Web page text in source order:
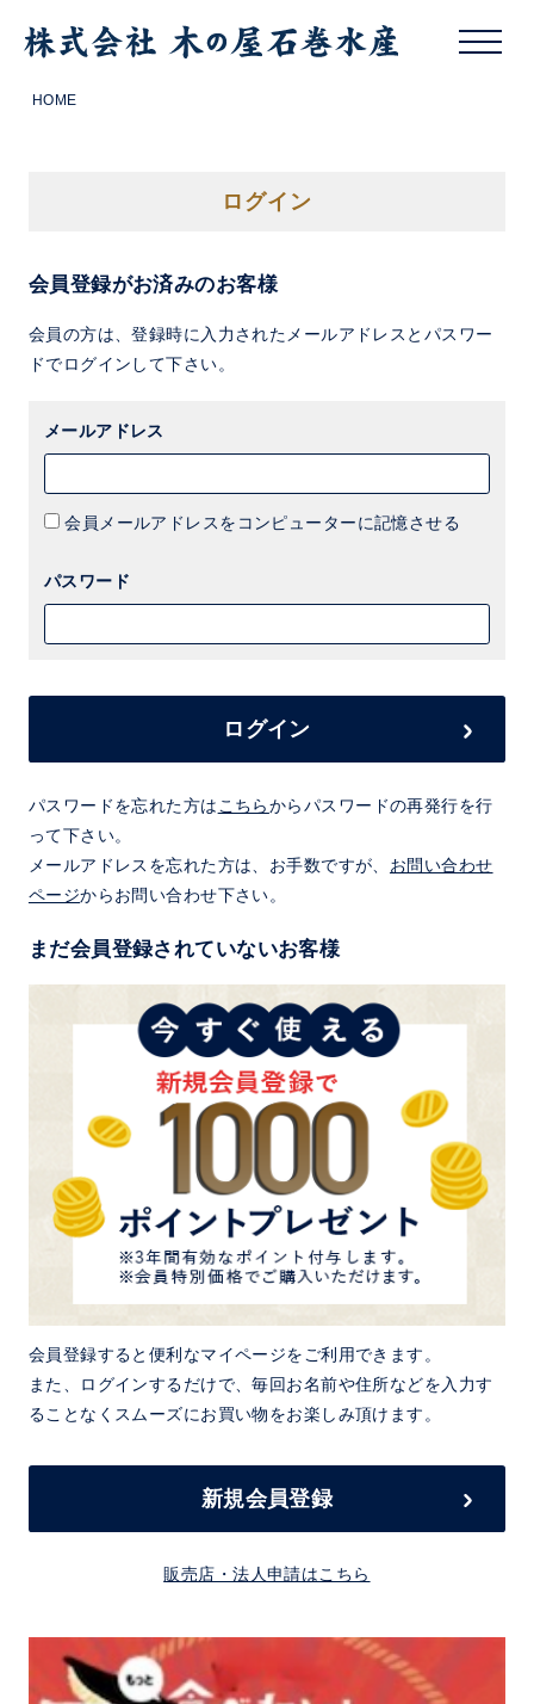
HOME
ログイン
会員登録がお済みのお客様
会員の方は、登録時に入力されたメールアドレスとパスワー
ドでログインして下さい。
メールアドレス
会員メールアドレスをコンピューターに記憶させる
パスワード
ログイン
パスワードを忘れた方は こちらからパスワードの再発行を行
って下さい。
メールアドレスを忘れた方は、お手数ですが、 お問い合わせ
ページからお問い合わせ下さい。
まだ会員登録されていないお客様
会員登録すると便利なマイページをご利用できます。
また、ログインするだけで、毎回お名前や住所などを入力す
ることなくスムーズにお買い物をお楽しみ頂けます。
新規会員登録
販売店・法人申請はこちら